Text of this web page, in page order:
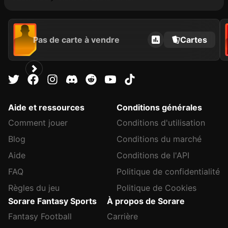
Pas de carte à vendre Cartes
Aide et ressources
Comment jouer
Blog
Aide
FAQ
Règles du jeu
Conditions générales
Conditions d'utilisation
Conditions du marché
Conditions de l'API
Politique de confidentialité
Politique de Cookies
Sorare Fantasy Sports
Fantasy Football
À propos de Sorare
Carrière